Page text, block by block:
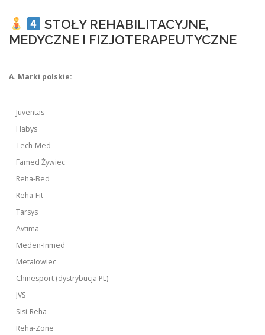
STOŁY REHABILITACYJNE,
MEDYCZNE I FIZJOTERAPEUTYCZNE
A. Marki polskie:
Juventas
Habys
Tech-Med
Famed Żywiec
Reha-Bed
Reha-Fit
Tarsys
Avtima
Meden-Inmed
Metalowiec
Chinesport (dystrybucja PL)
JVS
Sisi-Reha
Reha-Zone